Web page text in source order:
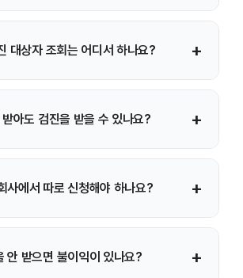
료급여 수급자도 예외적으로 대상에
대상자 조회는 어디서 하나요? +
건강검진 대상자 조회가 가능합니다.
아도 검진을 받을 수 있나요? +
제없이 검진을 받을 수 있습니다.
사에서 따로 신청해야 하나요? +
체 검진 일정이 별도로 운영될 수 있습니다.
안 받으면 불이익이 있나요? +